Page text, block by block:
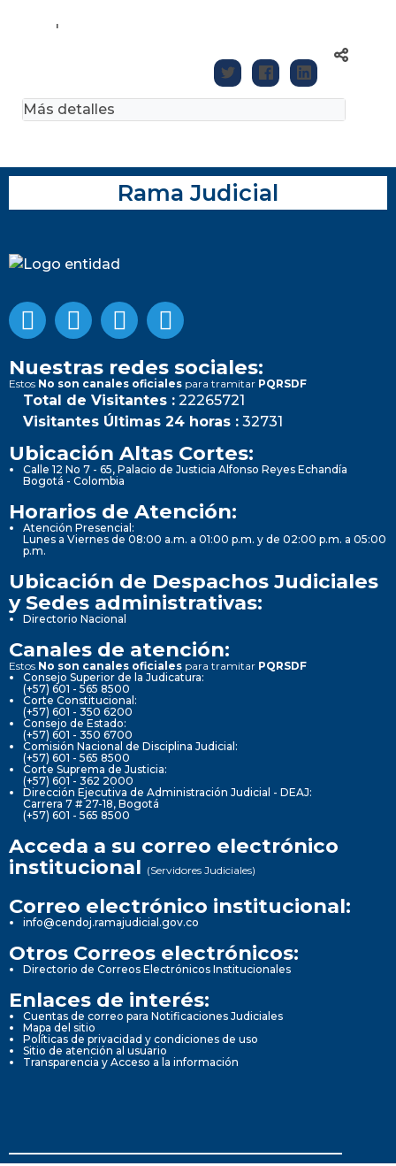
'
Más detalles
Rama Judicial
Nuestras redes sociales:
Estos No son canales oficiales para tramitar PQRSDF
Total de Visitantes : 22265721
Visitantes Últimas 24 horas : 32731
Ubicación Altas Cortes:
Calle 12 No 7 - 65, Palacio de Justicia Alfonso Reyes Echandía
Bogotá - Colombia
Horarios de Atención:
Atención Presencial:
Lunes a Viernes de 08:00 a.m. a 01:00 p.m. y de 02:00 p.m. a 05:00
p.m.
Ubicación de Despachos Judiciales
y Sedes administrativas:
Directorio Nacional
Canales de atención:
Estos No son canales oficiales para tramitar PQRSDF
Consejo Superior de la Judicatura:
(+57) 601 - 565 8500
Corte Constitucional:
(+57) 601 - 350 6200
Consejo de Estado:
(+57) 601 - 350 6700
Comisión Nacional de Disciplina Judicial:
(+57) 601 - 565 8500
Corte Suprema de Justicia:
(+57) 601 - 362 2000
Dirección Ejecutiva de Administración Judicial - DEAJ:
Carrera 7 # 27-18, Bogotá
(+57) 601 - 565 8500
Acceda a su correo electrónico
institucional (Servidores Judiciales)
Correo electrónico institucional:
info@cendoj.ramajudicial.gov.co
Otros Correos electrónicos:
Directorio de Correos Electrónicos Institucionales
Enlaces de interés:
Cuentas de correo para Notificaciones Judiciales
Mapa del sitio
Políticas de privacidad y condiciones de uso
Sitio de atención al usuario
Transparencia y Acceso a la información